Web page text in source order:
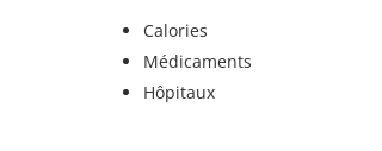
Calories
Médicaments
Hôpitaux